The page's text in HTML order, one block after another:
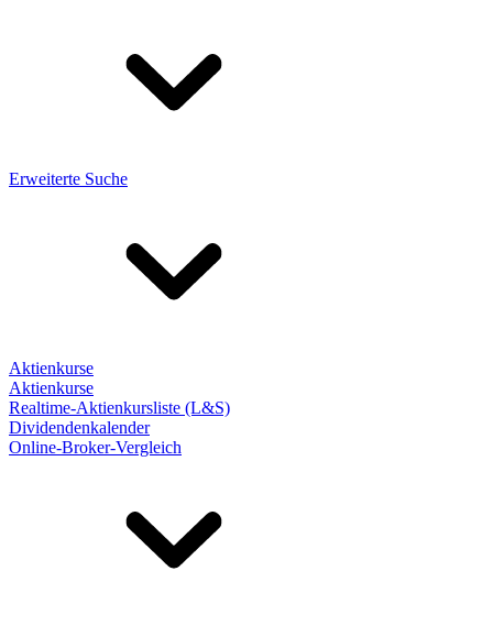
Erweiterte Suche
Aktienkurse
Aktienkurse
Realtime-Aktienkursliste (L&S)
Dividendenkalender
Online-Broker-Vergleich